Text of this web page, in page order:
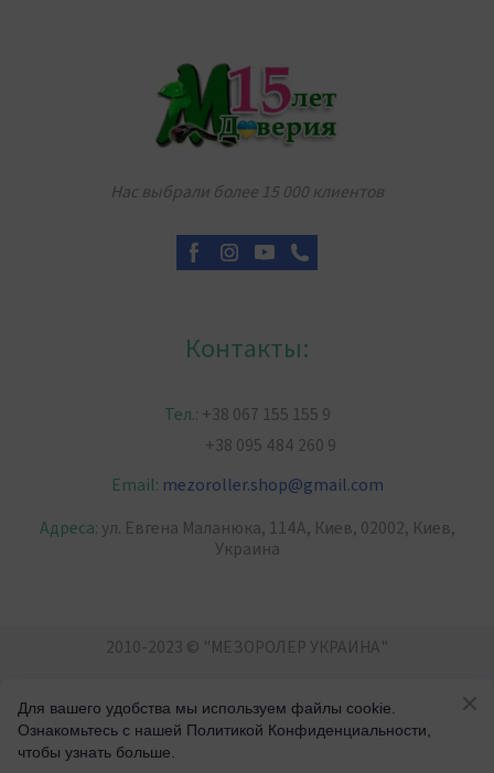
Нас выбрали более 15 000 клиентов
Контакты:
Тел.: +38 067 155 155 9
+38 095 484 260 9
Email: mezoroller.shop@gmail.com
Адреса: ул. Евгена Маланюка, 114А, Киев, 02002, Киев,
Украина
2010-2023 © "МЕЗОРОЛЕР УКРАИНА"
Уход за лицом и телом. От прыщей, морщин,
Для вашего удобства мы используем файлы cookie.
Ознакомьтесь с нашей Политикой Конфиденциальности,
чтобы узнать больше.